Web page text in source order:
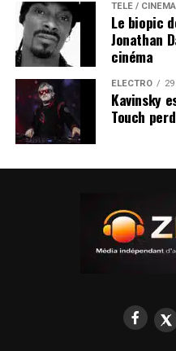
TÉLÉ / CINÉMA
Le biopic
Jonathan
cinéma
ÉLECTRO
Kavinsky
Touch